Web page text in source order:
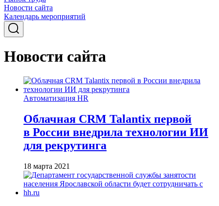
Новости сайта
Календарь мероприятий
Новости сайта
Автоматизация HR
Облачная CRM Talantix первой
в России внедрила технологии ИИ
для рекрутинга
18 марта 2021